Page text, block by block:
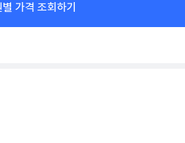
별 가격 조회하기